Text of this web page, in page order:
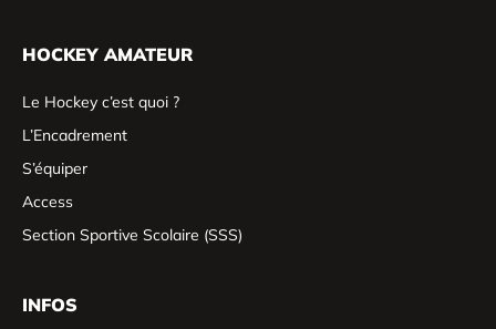
HOCKEY AMATEUR
Le Hockey c’est quoi ?
L’Encadrement
S’équiper
Access
Section Sportive Scolaire (SSS)
INFOS